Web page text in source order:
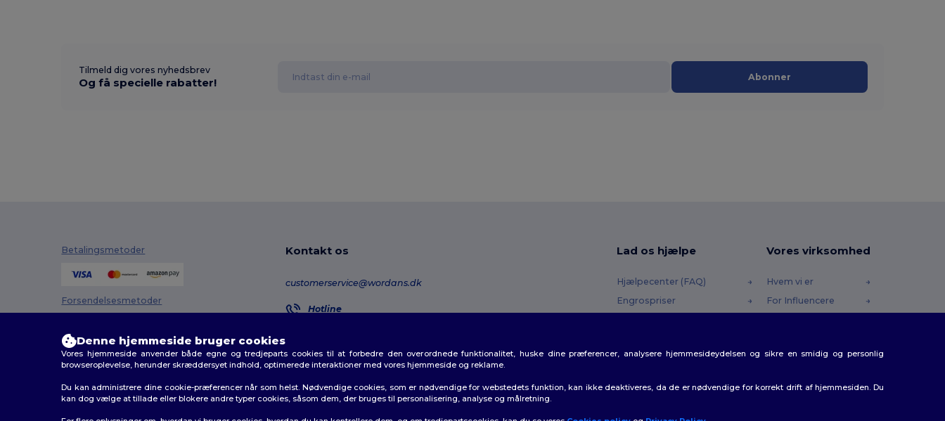
Tilmeld dig vores nyhedsbrev
Og få specielle rabatter! Abonner
Betalingsmetoder
Forsendelsesmetoder
Kontakt os
customerservice@wordans.dk
Hotline
Ordresporing
Lad os hjælpe
Hjælpecenter (FAQ)
Engrospriser
Forsendelsesmetoder
Vores virksomhed
Hvem vi er
For Influencere
Denne hjemmeside bruger cookies
Vores hjemmeside anvender både egne og tredjeparts cookies til at forbedre den overordnede funktionalitet, huske dine præferencer, analysere hjemmesideydelsen og sikre en smidig og personlig
browseroplevelse, herunder skræddersyet indhold, optimerede interaktioner med vores hjemmeside og reklame.
Du kan administrere dine cookie-præferencer når som helst. Nødvendige cookies, som er nødvendige for webstedets funktion, kan ikke deaktiveres, da de er nødvendige for korrekt drift af hjemmesiden. Du
kan dog vælge at tillade eller blokere andre typer cookies, såsom dem, der bruges til personalisering, analyse og målretning.